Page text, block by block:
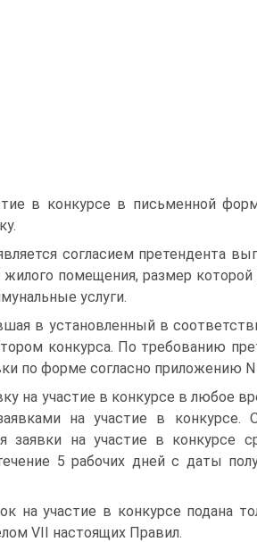
в конкурсе в письменной
согласием претендента
помещения, размер
услуги.
в установленный в
конкурса. По требованию
по форме согласно приложению N
на участие в конкурсе в любое
на участие в конкурсе.
на участие в конкурсе
5 рабочих дней с даты
на участие в конкурсе подана
VII настоящих Правил.